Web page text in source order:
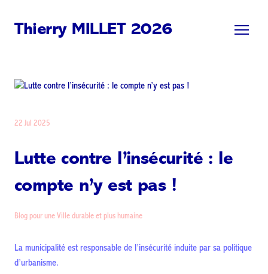
Thierry MILLET 2026
22 Jul 2025
Lutte contre l’insécurité : le
compte n’y est pas !
Blog pour une Ville durable et plus humaine
La municipalité est responsable de l’insécurité induite par sa politique
d’urbanisme.